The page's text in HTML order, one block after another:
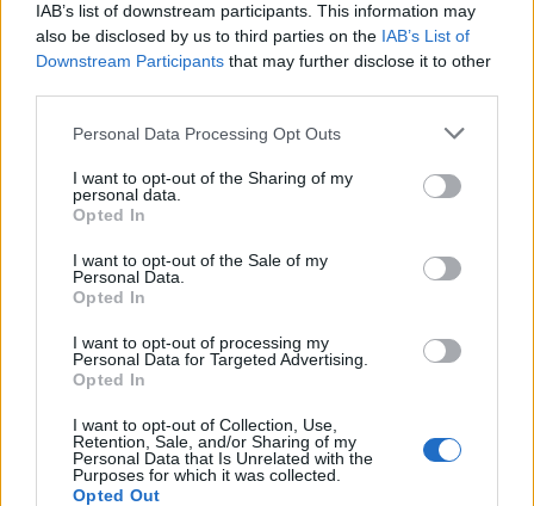
IAB’s list of downstream participants. This information may
also be disclosed by us to third parties on the IAB’s List of
Downstream Participants that may further disclose it to other
Please note that this website/app uses one or more Google
not limited to your visit or usage behaviour. You may click to
grant or deny consent to Google and its third-party tags to
use your data for below specified purposes in below Google
consent section.
Personal Data Processing Opt Outs
I want to opt-out of the Sharing of my
personal data.
Opted In
I want to opt-out of the Sale of my
Personal Data.
Opted In
I want to opt-out of processing my
Personal Data for Targeted Advertising.
Opted In
I want to opt-out of Collection, Use,
Retention, Sale, and/or Sharing of my
Personal Data that Is Unrelated with the
Purposes for which it was collected.
Opted Out
Νίκο Ευαγγελάτο και τον γιο τους – Οι
μαγευτικές εικόνες από την Κεφαλονιά